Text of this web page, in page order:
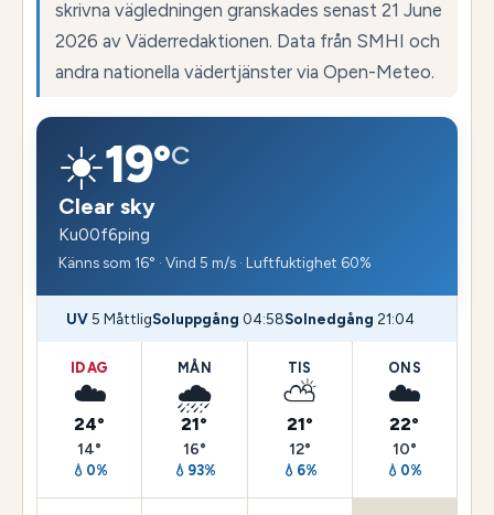
skrivna vägledningen granskades senast 21 June
2026 av Väderredaktionen. Data från SMHI och
andra nationella vädertjänster via Open-Meteo.
☀️19°C
Clear sky
Ku00f6ping
Känns som 16° · Vind 5 m/s · Luftfuktighet 60%
UV 5 MåttligSoluppgång 04:58Solnedgång 21:04
IDAG
☁️
24°
14°
💧0%
MÅN
🌧️
21°
16°
💧93%
TIS
⛅
21°
12°
💧6%
ONS
☁️
22°
10°
💧0%